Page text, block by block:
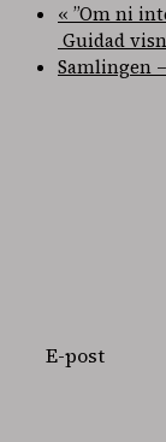
« ”Om ni
Guidad
Samlingen